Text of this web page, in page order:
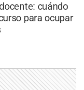
cuándo
para ocupar